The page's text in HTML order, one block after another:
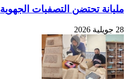
مليانة تحتضن التصفيات الجهوية
28 جويلية 2026